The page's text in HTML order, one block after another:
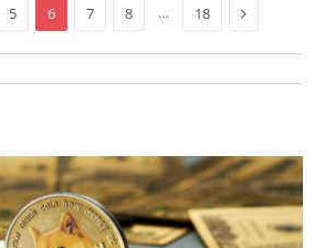
5 6 7 8 … 18 Next